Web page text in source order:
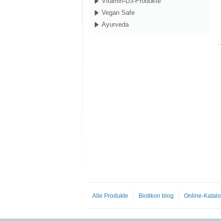
Vegan Safe
Ayurveda
Alle Produkte Biotikon blog Online-